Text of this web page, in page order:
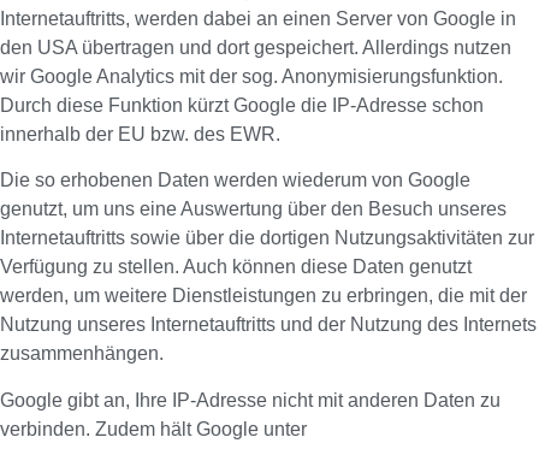
Internetauftritts, werden dabei an einen Server von Google in
den USA übertragen und dort gespeichert. Allerdings nutzen
wir Google Analytics mit der sog. Anonymisierungsfunktion.
Durch diese Funktion kürzt Google die IP-Adresse schon
innerhalb der EU bzw. des EWR.
Die so erhobenen Daten werden wiederum von Google
genutzt, um uns eine Auswertung über den Besuch unseres
Internetauftritts sowie über die dortigen Nutzungsaktivitäten zur
Verfügung zu stellen. Auch können diese Daten genutzt
werden, um weitere Dienstleistungen zu erbringen, die mit der
Nutzung unseres Internetauftritts und der Nutzung des Internets
zusammenhängen.
Google gibt an, Ihre IP-Adresse nicht mit anderen Daten zu
verbinden. Zudem hält Google unter